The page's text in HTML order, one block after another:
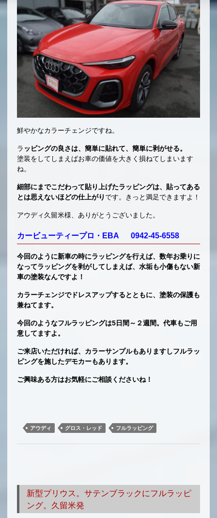
鮮やかなカラーチェンジですね。
ラ ッピングの良さは、簡単に貼れて、簡単に剥がせる。
塗装をしてしまえばお車の価値を大きく損ねてしまいます
ね。
細部にまでこだわって貼り上げたラッピングは、貼ってある
とは思えないほどの仕上がり です。きっと満足できますよ！
アウディ久留米様、ありがとうございました。
カービューティープロ・EBA 0942-45-6558
今回のように新車の時にラッピングを行えば、数年お乗りに
なってラッピングを剥がしてしまえば、水垢も小傷もない新
車の塗装なんですよ！
カラーチェンジでドレスアップするとともに、塗装の保護も
兼ねてます。
今回のようなフルラッピングは5日間～２週間。代車もご用
意してますよ。
ご来店いただければ、カラーサンプルもありますしフルラッ
ピングを施したデモカーもあります。
ご興味ある方はお気軽にご相談くださいね！
アウディ グロス・レッド フルラッピング
新型プリウス。サテンブラックにフルラッピ
ング。久留米発